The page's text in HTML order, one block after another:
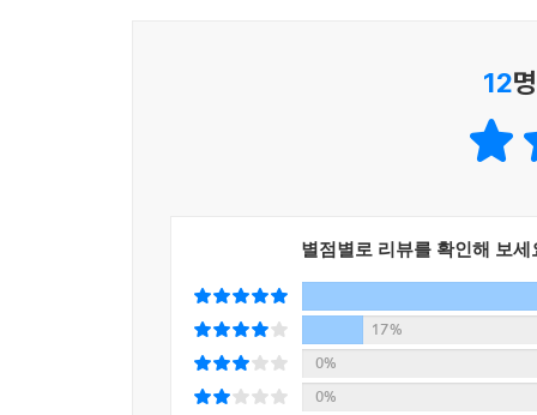
12
별점별로 리뷰를 확인해 보세
17%
0%
0%